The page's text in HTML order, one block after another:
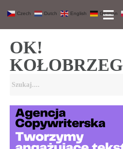
OK!
KOŁOBRZEG
Czech Dutch English German